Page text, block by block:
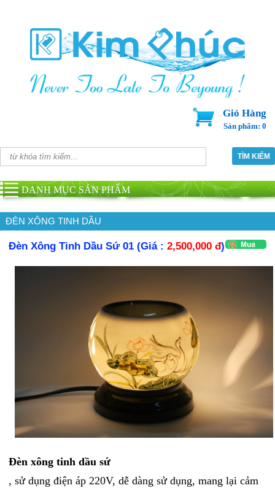
Giỏ Hàng
Sản phẩm: 0
DANH MỤC SẢN PHẨM
ĐÈN XÔNG TINH DẦU
Đèn Xông Tinh Dầu Sứ 01 (Giá :2,500,000 đ)
Đèn xông tinh dầu sứ
, sử dụng điện áp 220V, dễ dàng sử dụng, mang lại cảm